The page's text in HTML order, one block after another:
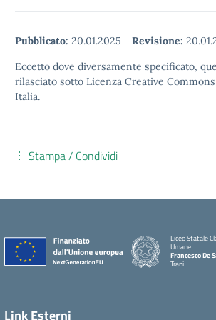
Pubblicato: 20.01.2025 - Revisione:
Eccetto dove diversamente specificato,
rilasciato sotto Licenza Creative
Italia.
Stampa / Condividi
Liceo Statale
Umane
Francesco De
Trani
Link Esterni